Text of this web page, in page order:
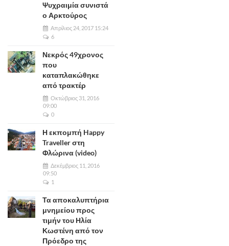
Ψυχραιμία συνιστά
ο Αρκτούρος
Απρίλιος 24, 2017 15:24
6
Νεκρός 49χρονος
που
καταπλακώθηκε
από τρακτέρ
Οκτώβριος 31, 2016
09:00
0
Η εκπομπή Happy
Traveller στη
Φλώρινα (video)
Δεκέμβριος 11, 2016
09:50
1
Τα αποκαλυπτήρια
μνημείου προς
τιμήν του Ηλία
Κωστένη από τον
Πρόεδρο της